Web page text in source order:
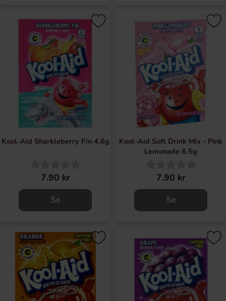
Kool-Aid Sharkleberry Fin 4.6g
7.90 kr
Se
Kool-Aid Soft Drink Mix - Pink
Lemonade 6.5g
7.90 kr
Se